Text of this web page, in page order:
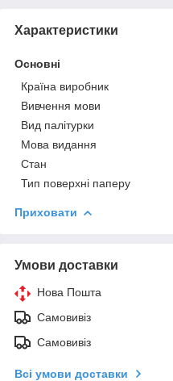
Характеристики
Основні
Країна виробник
Вивчення мови
Вид палітурки
Мова видання
Стан
Тип поверхні паперу
Приховати
Умови доставки
Нова Пошта
Самовивіз
Самовивіз
Всі умови доставки